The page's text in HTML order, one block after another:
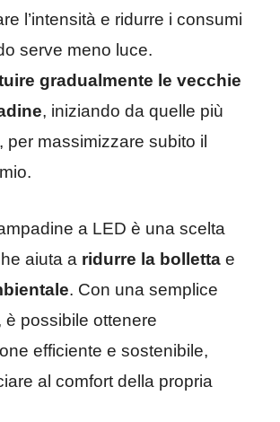
l’intensità e ridurre i consumi
serve meno luce.
gradualmente le vecchie
, iniziando da quelle più
per massimizzare subito il
a LED è una scelta
aiuta a ridurre la bolletta e
. Con una semplice
è possibile ottenere
efficiente e sostenibile,
al comfort della propria